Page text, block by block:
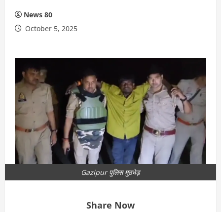
News 80
October 5, 2025
Gazipur पुलिस मुठभेड़
Share Now